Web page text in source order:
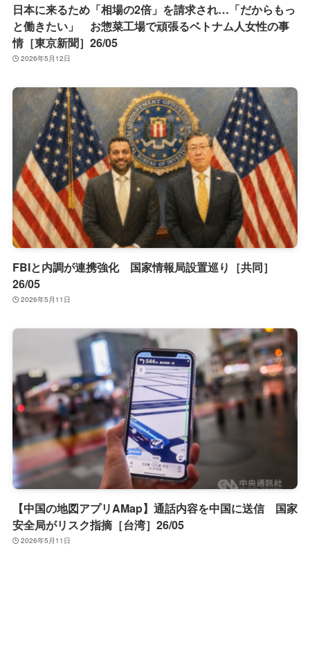
日本に来るため「相場の2倍」を請求され…「だからもっ
と働きたい」 お惣菜工場で頑張るベトナム人女性の事
情［東京新聞］26/05
2026年5月12日
FBIと内調が連携強化 国家情報局設置巡り［共同］
26/05
2026年5月11日
【中国の地図アプリAMap】通話内容を中国に送信 国家
安全局がリスク指摘［台湾］26/05
2026年5月11日